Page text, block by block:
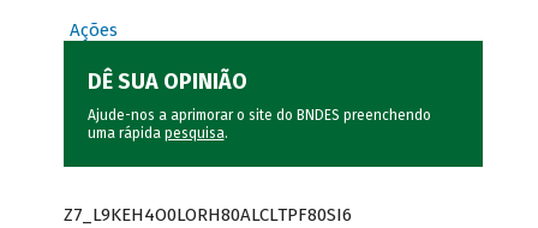
Ações
DÊ SUA OPINIÃO
Ajude-nos a aprimorar o site do BNDES preenchendo
uma rápida pesquisa.
Z7_L9KEH4O0LORH80ALCLTPF80SI6